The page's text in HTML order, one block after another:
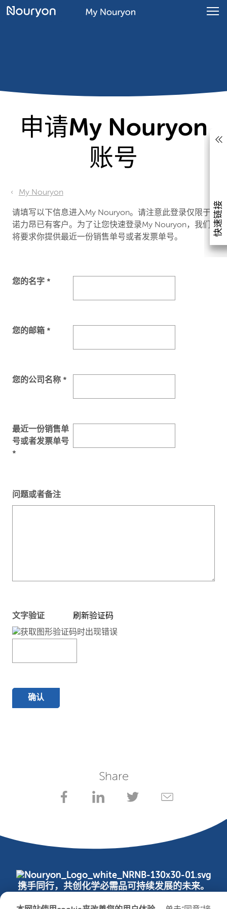
申请My Nouryon
账号
My Nouryon
快速链接
请填写以下信息进入My Nouryon。请注意此登录仅限于
诺力昂已有客户。为了让您快速登录My Nouryon，我们
将要求你提供最近一份销售单号或者发票单号。
您的名字 *
您的邮箱 *
您的公司名称 *
最近一份销售单
号或者发票单号
*
问题或者备注
文字验证 刷新验证码
确认
Share
携手同行，共创化学必需品可持续发展的未来。